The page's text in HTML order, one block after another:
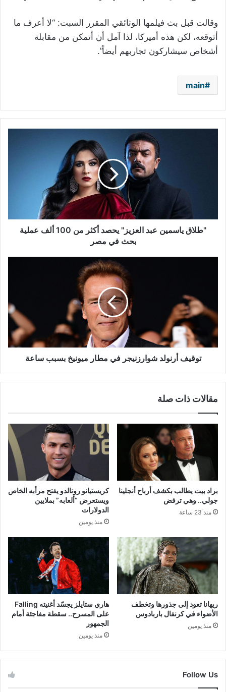
وقالت قبل بث فيلمها الوثائقي المقرر السبت: “لا أعرف ما
أتوقعه، لكن هذه أميركا، لذا آمل أن أتمكن من مقابلة
أشخاص سيشاركون تجاربهم أيضاً”.
main
ألف
عملية
"طلاق ياسمين عبد العزيز" يحصد أكثر من 100 ألف عملية
بحث في مصر
مطار
ميونيخ
بسبب
ساعة
توقيف أرنولد شوارزنيجر في مطار ميونيخ بسبب ساعة
مقالات ذات صلة
براد بيت يطالب بكشف أرباح أنجلينا
جولي.. وهي ترفض
منذ 23 ساعة
كريستيانو رونالدو يفتح مرأبه الخاص
ويستعرض “ألعابه” بملايين
الدولارات
منذ يومين
ريهانا تعود إلى جذورها وتخطف
الأضواء في كرنفال باربادوس
منذ يومين
هاري ستايلز يجسّد أغنيته Falling
على المسرح.. سقطة مفاجئة أمام
الجمهور
منذ يومين
Follow Us